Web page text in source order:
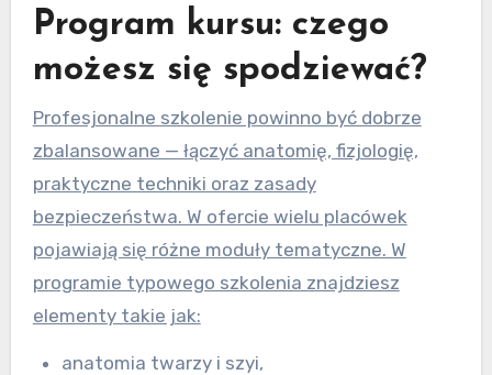
Program kursu: czego
możesz się spodziewać?
Profesjonalne szkolenie powinno być dobrze
zbalansowane — łączyć anatomię, fizjologię,
praktyczne techniki oraz zasady
bezpieczeństwa. W ofercie wielu placówek
pojawiają się różne moduły tematyczne. W
programie typowego szkolenia znajdziesz
elementy takie jak:
anatomia twarzy i szyi,